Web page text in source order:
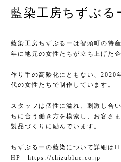
藍染工房ちずぶる
藍染工房ちずぶるーは智頭町の特
年に地元の女性たちが立ち上げた企
作り手の高齢化にともない、2020
代の女性たちで制作しています。
スタッフは個性に溢れ、刺激し合
ちに合う働き方を模索し、お客さ
製品づくりに励んでいます。
ちずぶるーの藍染について詳細は
HP https://chizublue.co.jp